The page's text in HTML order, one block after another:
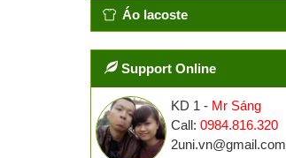
Áo lacoste
Support Online
KD 1 - Mr Sáng
Call: 0984.816.320
2uni.vn@gmail.com